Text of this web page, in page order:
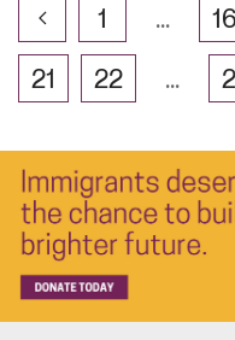
1 ... 16
21
22 ...